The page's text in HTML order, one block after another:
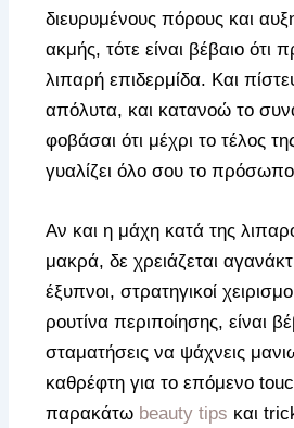
διευρυμένους πόρους και
ακμής, τότε είναι βέβαιο ότι
λιπαρή επιδερμίδα. Και
απόλυτα, και κατανοώ το
φοβάσαι ότι μέχρι το τέλος
γυαλίζει όλο σου το
Αν και η μάχη κατά της
μακρά, δε χρειάζεται
έξυπνοι, στρατηγικοί
ρουτίνα περιποίησης, είναι
σταματήσεις να ψάχνεις
καθρέφτη για το επόμενο
παρακάτω beauty tips και